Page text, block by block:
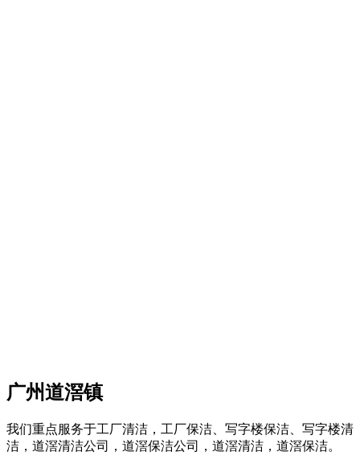
广州道滘镇
我们重点服务于工厂清洁，工厂保洁、写字楼保洁、写字楼清
洁，道滘清洁公司，道滘保洁公司，道滘清洁，道滘保洁。